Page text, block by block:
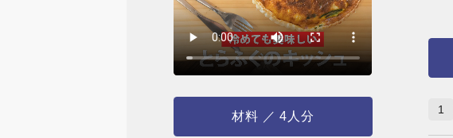
材料 ／ 4人分
1